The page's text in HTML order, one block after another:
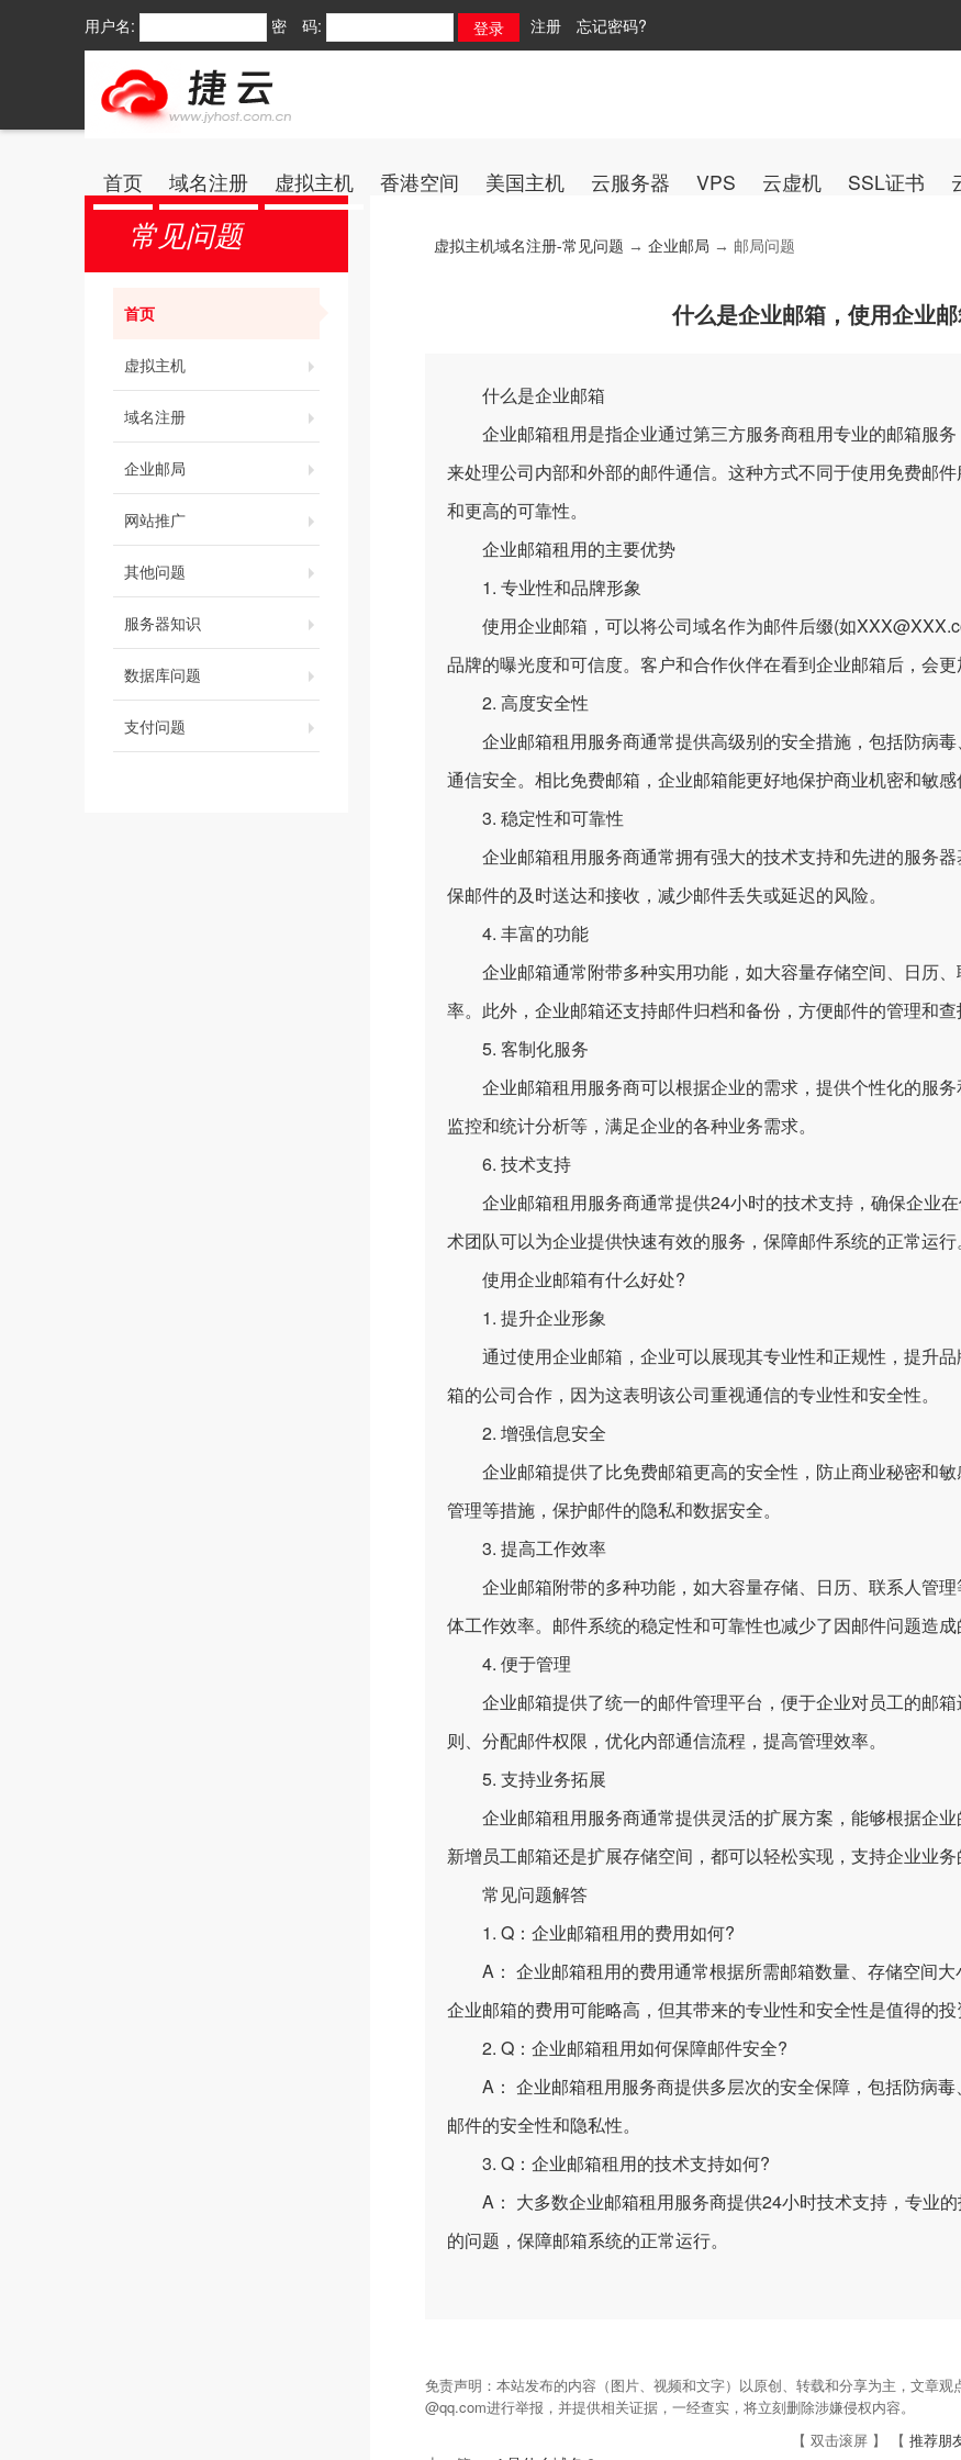
用户名: 密 码: 注册 忘记密码?
首页 域名注册 虚拟主机 香港空间 美国主机 云服务器 VPS 云虚机 SSL证书
常见问题
首页
虚拟主机
域名注册
企业邮局
网站推广
其他问题
服务器知识
数据库问题
支付问题
虚拟主机域名注册-常见问题 → 企业邮局 → 邮局问题
什么是企业邮箱，使用企业
什么是企业邮箱
企业邮箱租用是指企业通过第三方服务商租用专业的邮箱服务
来处理公司内部和外部的邮件通信。这种方式不同于使用免费邮
和更高的可靠性。
企业邮箱租用的主要优势
1. 专业性和品牌形象
使用企业邮箱，可以将公司域名作为邮件后缀(如
品牌的曝光度和可信度。客户和合作伙伴在看到企业邮箱后，会更
2. 高度安全性
企业邮箱租用服务商通常提供高级别的安全措施，包括防病毒
通信安全。相比免费邮箱，企业邮箱能更好地保护商业机密和敏感
3. 稳定性和可靠性
企业邮箱租用服务商通常拥有强大的技术支持和先进的服务器
保邮件的及时送达和接收，减少邮件丢失或延迟的风险。
4. 丰富的功能
企业邮箱通常附带多种实用功能，如大容量存储空间、日历、
率。此外，企业邮箱还支持邮件归档和备份，方便邮件的管理和查
5. 客制化服务
企业邮箱租用服务商可以根据企业的需求，提供个性化的服
监控和统计分析等，满足企业的各种业务需求。
6. 技术支持
企业邮箱租用服务商通常提供24小时的技术支持，确保企业
术团队可以为企业提供快速有效的服务，保障邮件系统的正常运行。
使用企业邮箱有什么好处?
1. 提升企业形象
通过使用企业邮箱，企业可以展现其专业性和正规性，提升品
箱的公司合作，因为这表明该公司重视通信的专业性和安全性。
2. 增强信息安全
企业邮箱提供了比免费邮箱更高的安全性，防止商业秘密和敏
管理等措施，保护邮件的隐私和数据安全。
3. 提高工作效率
企业邮箱附带的多种功能，如大容量存储、日历、联系人管理
体工作效率。邮件系统的稳定性和可靠性也减少了因邮件问题造成
4. 便于管理
企业邮箱提供了统一的邮件管理平台，便于企业对员工的邮箱
则、分配邮件权限，优化内部通信流程，提高管理效率。
5. 支持业务拓展
企业邮箱租用服务商通常提供灵活的扩展方案，能够根据企业
新增员工邮箱还是扩展存储空间，都可以轻松实现，支持企业业务
常见问题解答
1. Q：企业邮箱租用的费用如何?
A： 企业邮箱租用的费用通常根据所需邮箱数量、存储空间大
企业邮箱的费用可能略高，但其带来的专业性和安全性是值得的投
2. Q：企业邮箱租用如何保障邮件安全?
A： 企业邮箱租用服务商提供多层次的安全保障，包括防病毒
邮件的安全性和隐私性。
3. Q：企业邮箱租用的技术支持如何?
A： 大多数企业邮箱租用服务商提供24小时技术支持，专业的
的问题，保障邮箱系统的正常运行。
免责声明：本站发布的内容（图片、视频和文字）以原创、转载和分享为主，文章
@qq.com进行举报，并提供相关证据，一经查实，将立刻删除涉嫌侵权内容。
【 双击滚屏 】 【 推荐朋